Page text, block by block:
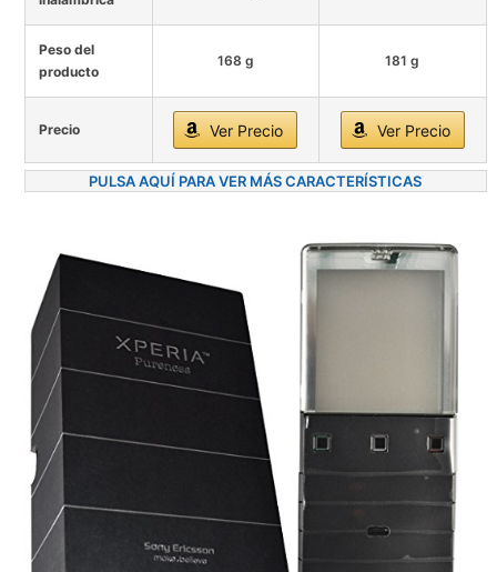
Peso del
producto
168 g 181 g
Precio Ver Precio Ver Precio
PULSA AQUÍ PARA VER MÁS CARACTERÍSTICAS